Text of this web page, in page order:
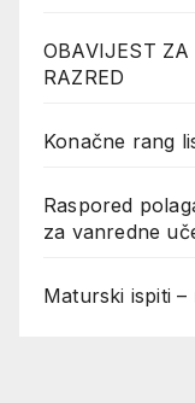
OBAVIJEST
RAZRED
Konačne rang
Raspored
za vanredne
Maturski ispiti